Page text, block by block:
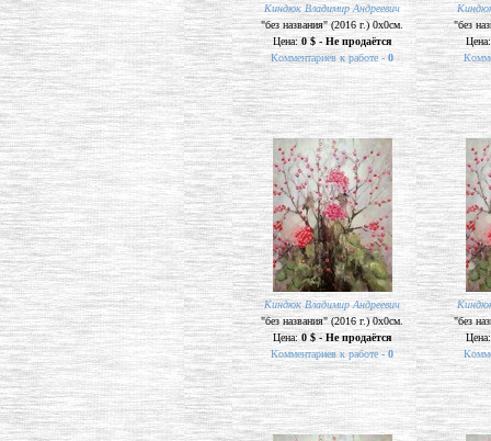
Киндюк Владимир Андреевич
"без названия" (2016 г.) 0х0см.
Цена:0 $ - Не продаётся
Комментариев к работе - 0
"без
Киндюк Владимир Андреевич
"без названия" (2016 г.) 0х0см.
Цена:0 $ - Не продаётся
Комментариев к работе - 0
"без